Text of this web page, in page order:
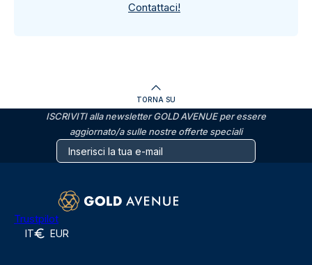
Contattaci!
TORNA SU
ISCRIVITI alla newsletter GOLD AVENUE per essere
aggiornato/a sulle nostre offerte speciali
Trustpilot
IT EUR